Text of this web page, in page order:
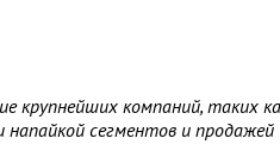
крупнейших компаний, таких
напайкой сегментов и продажей